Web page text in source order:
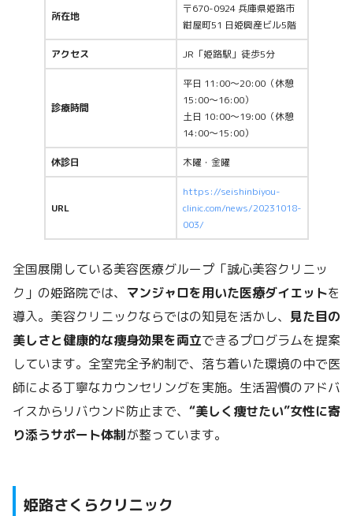
所在地
〒670-0924 兵庫県姫路市
紺屋町51 日姫興産ビル5階
アクセス JR「姫路駅」徒歩5分
診療時間
平日 11:00～20:00（休憩
15:00～16:00）
土日 10:00～19:00（休憩
14:00～15:00）
休診日 木曜・金曜
URL
https://seishinbiyou-
clinic.com/news/20231018-
003/
全国展開している美容医療グループ「誠心美容クリニッ
ク」の姫路院では、 マンジャロを用いた医療ダイエットを
導入。美容クリニックならではの知見を活かし、 見た目の
美しさと健康的な痩身効果を両立できるプログラムを提案
しています。全室完全予約制で、落ち着いた環境の中で医
師による丁寧なカウンセリングを実施。生活習慣のアドバ
イスからリバウンド防止まで、 “美しく痩せたい”女性に寄
り添うサポート体制が整っています。
姫路さくらクリニック